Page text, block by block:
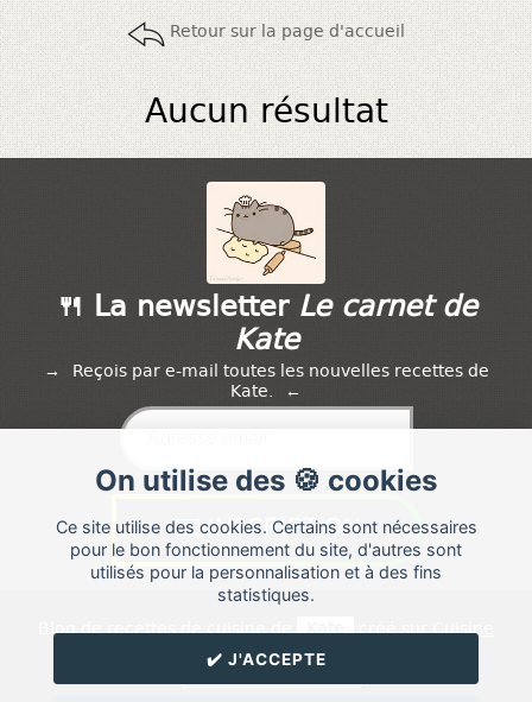
Retour sur la page d'accueil
Aucun résultat
On utilise des 🍪 cookies
Ce site utilise des cookies. Certains sont nécessaires
pour le bon fonctionnement du site, d'autres sont
utilisés pour la personnalisation et à des fins
statistiques.
✔️ J'ACCEPTE
🍴 La newsletter Le carnet de
Kate
Reçois par e-mail toutes les nouvelles recettes de
Kate.
Blog de recettes de cuisine de Kate créé surCuisine
⁄Réglage des cookies
✉️ Contacter Kate